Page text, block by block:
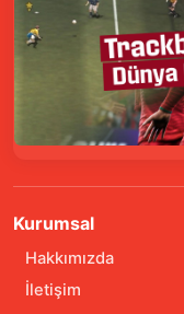
Kurumsal
Hakkımızda
İletişim